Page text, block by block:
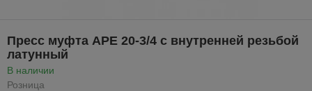
Пресс муфта APE 20-3/4 с внутренней резьбой
латунный
В наличии
Розница